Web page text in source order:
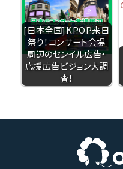
[日本全国]KPOP来日
祭り！コンサート会場
周辺のセンイル広告・
応援広告ビジョン大調
査！